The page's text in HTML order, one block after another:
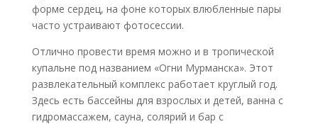
форме сердец, на фоне которых влюбленные пары
часто устраивают фотосессии.
Отлично провести время можно и в тропической
купальне под названием «Огни Мурманска». Этот
развлекательный комплекс работает круглый год.
Здесь есть бассейны для взрослых и детей, ванна с
гидромассажем, сауна, солярий и бар с